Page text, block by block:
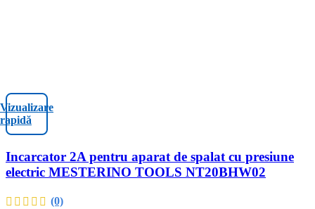
Vizualizare
rapidă
Incarcator 2A pentru aparat de spalat cu presiune
electric MESTERINO TOOLS NT20BHW02
(0)